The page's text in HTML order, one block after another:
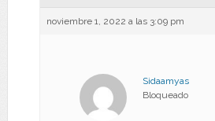
noviembre 1, 2022 a las 3:09 pm
Sidaamyas
Bloqueado